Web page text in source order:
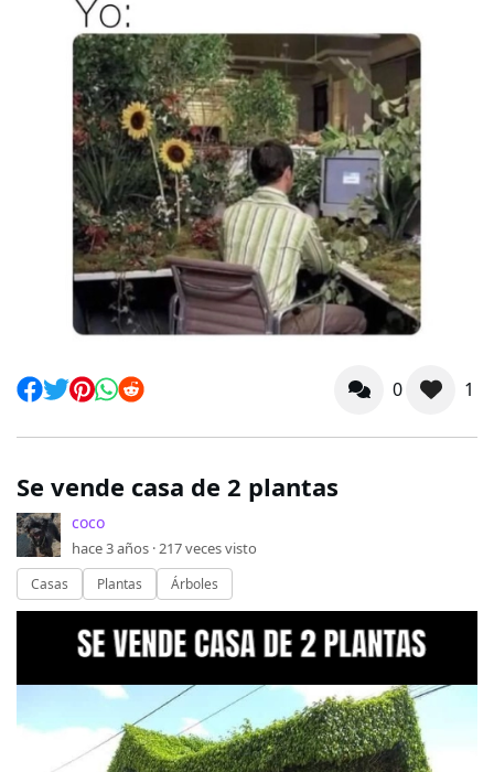
0 1
Se vende casa de 2 plantas
coco
hace 3 años ·217veces visto
Casas Plantas Árboles